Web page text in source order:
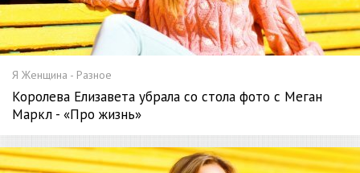
Я Женщина - Разное
Королева Елизавета убрала со стола фото с Меган
Маркл - «Про жизнь»